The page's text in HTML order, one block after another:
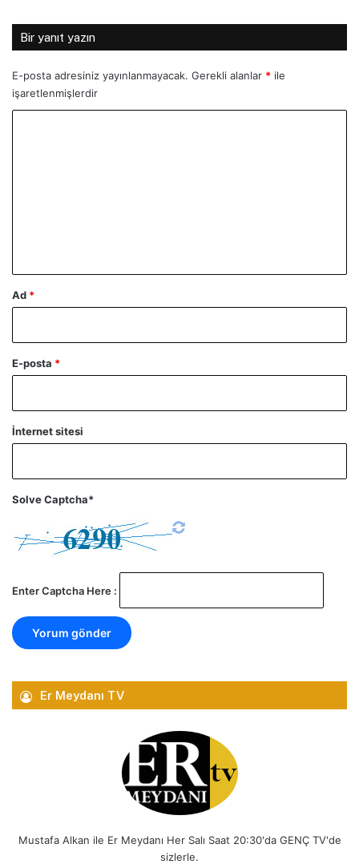
Bir yanıt yazın
E-posta adresiniz yayınlanmayacak. Gerekli alanlar * ile
işaretlenmişlerdir
Ad *
E-posta *
İnternet sitesi
Solve Captcha*
Enter Captcha Here :
Er Meydanı TV
Mustafa Alkan ile Er Meydanı Her Salı Saat 20:30'da GENÇ TV'de
sizlerle.